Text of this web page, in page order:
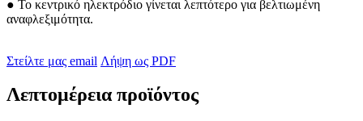
● Το κεντρικό ηλεκτρόδιο γίνεται λεπτότερο για βελτιωμένη
αναφλεξιμότητα.
Στείλτε μας email Λήψη ως PDF
Λεπτομέρεια προϊόντος